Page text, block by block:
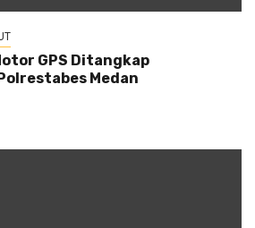
GPS Ditangkap
Medan